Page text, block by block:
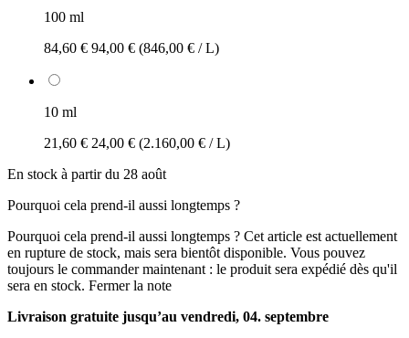
100 ml
84,60 € 94,00 € (846,00 € / L)
10 ml
21,60 € 24,00 € (2.160,00 € / L)
En stock à partir du 28 août
Pourquoi cela prend-il aussi longtemps ?
Pourquoi cela prend-il aussi longtemps ? Cet article est actuellement
en rupture de stock, mais sera bientôt disponible. Vous pouvez
toujours le commander maintenant : le produit sera expédié dès qu'il
sera en stock. Fermer la note
Livraison gratuite jusqu’au vendredi, 04. septembre